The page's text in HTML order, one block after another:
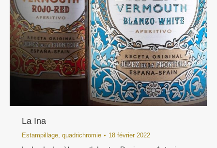
La Ina
Estampillage, quadrichromie 18 février 2022